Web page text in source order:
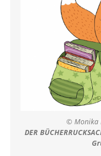
© Monika
DER